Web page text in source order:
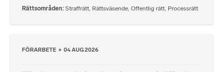
Rättsområden Straffrätt, Rättsväsende, Offentlig rätt, Processrätt
FÖRARBETE 04 AUG 2026